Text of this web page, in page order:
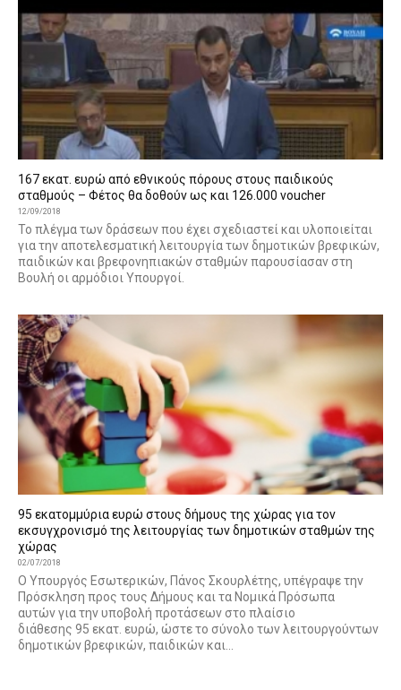
167 εκατ. ευρώ από εθνικούς πόρους στους παιδικούς
σταθμούς – Φέτος θα δοθούν ως και 126.000 voucher
12/09/2018
Το πλέγμα των δράσεων που έχει σχεδιαστεί και υλοποιείται
για την αποτελεσματική λειτουργία των δημοτικών βρεφικών,
παιδικών και βρεφονηπιακών σταθμών παρουσίασαν στη
Βουλή οι αρμόδιοι Υπουργοί.
95 εκατομμύρια ευρώ στους δήμους της χώρας για τον
εκσυγχρονισμό της λειτουργίας των δημοτικών σταθμών της
χώρας
02/07/2018
Ο Υπουργός Εσωτερικών, Πάνος Σκουρλέτης, υπέγραψε την
Πρόσκληση προς τους Δήμους και τα Νομικά Πρόσωπα
αυτών για την υποβολή προτάσεων στο πλαίσιο
διάθεσης 95 εκατ. ευρώ, ώστε το σύνολο των λειτουργούντων
δημοτικών βρεφικών, παιδικών και...